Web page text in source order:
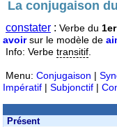
La conjugaison
constater : Verbe du
avoirsur le modèle de
Info: Verbe transitif
Menu: Conjugaison |
Impératif | Subjonctif |
Présent